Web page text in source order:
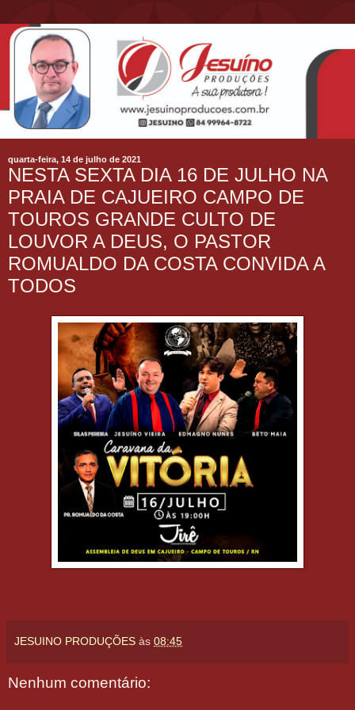
quarta-feira, 14 de julho de 2021
NESTA SEXTA DIA 16 DE JULHO NA
PRAIA DE CAJUEIRO CAMPO DE
TOUROS GRANDE CULTO DE
LOUVOR A DEUS, O PASTOR
ROMUALDO DA COSTA CONVIDA A
TODOS
JESUINO PRODUÇÕES às 08:45
Nenhum comentário: